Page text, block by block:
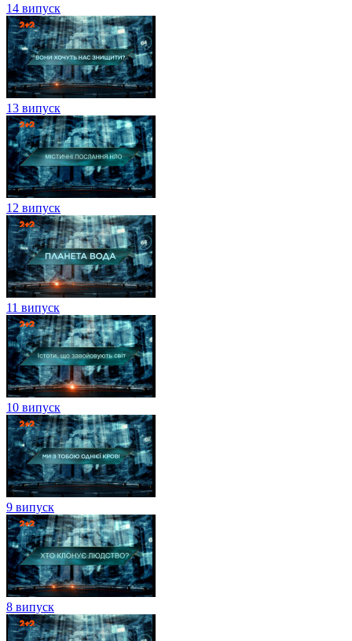
14 випуск
13 випуск
12 випуск
11 випуск
10 випуск
9 випуск
8 випуск